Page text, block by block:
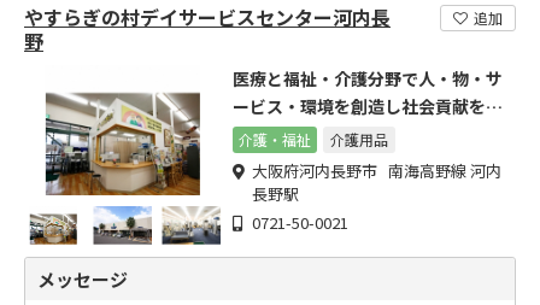
やすらぎの村デイサービスセンター河内長
野
追加
医療と福祉・介護分野で人・物・サ
ービス・環境を創造し社会貢献を致
します。
介護・福祉 介護用品
大阪府河内長野市 南海高野線 河内
長野駅
0721-50-0021
メッセージ